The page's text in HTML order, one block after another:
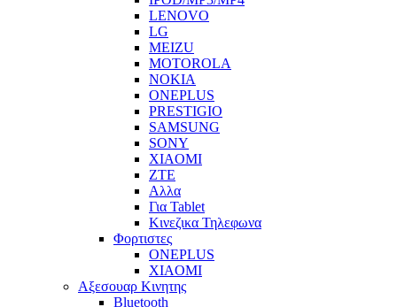
LENOVO
LG
MEIZU
MOTOROLA
NOKIA
ONEPLUS
PRESTIGIO
SAMSUNG
SONY
XIAOMI
ZTE
Αλλα
Για Tablet
Κινεζικα Τηλεφωνα
Φορτιστες
ONEPLUS
XIAOMI
Αξεσουαρ Κινητης
Bluetooth